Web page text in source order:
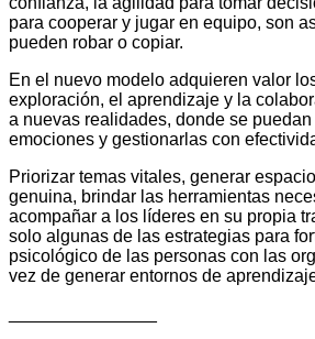
para cooperar y jugar en equipo, son
pueden robar o copiar.
En el nuevo modelo adquieren valor
exploración, el aprendizaje y la
a nuevas realidades, donde se
emociones y gestionarlas con
Priorizar temas vitales, generar
genuina, brindar las herramientas
acompañar a los líderes en su propia
solo algunas de las estrategias para
psicológico de las personas con las
vez de generar entornos de